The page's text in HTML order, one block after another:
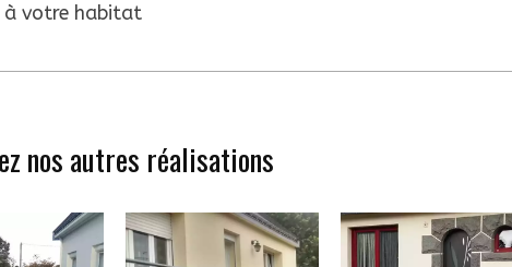
à votre habitat
nos autres réalisations